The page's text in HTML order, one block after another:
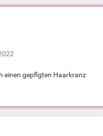
einen gepflgten Haarkranz